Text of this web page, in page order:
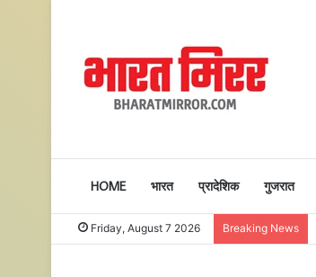
HOME भारत प्रादेशिक गुजरात
Friday, August 7 2026 Breaking News